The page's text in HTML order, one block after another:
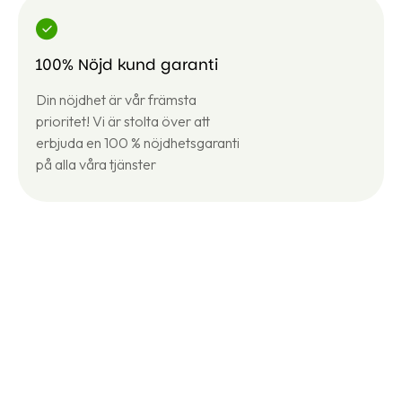
100% Nöjd kund garanti
Din nöjdhet är vår främsta
prioritet! Vi är stolta över att
erbjuda en 100 % nöjdhetsgaranti
på alla våra tjänster